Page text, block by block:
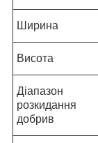
Ширина
Висота
Діапазон
розкидання
добрив